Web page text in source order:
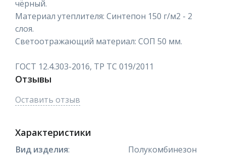
чёрный.
Материал утеплителя: Синтепон 150 г/м2 - 2
слоя.
Светоотражающий материал: СОП 50 мм.
ГОСТ 12.4.303-2016, ТР ТС 019/2011
Отзывы
Оставить отзыв
Характеристики
Вид изделия:
Полукомбинезон